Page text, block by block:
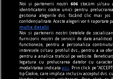
Noi și partenerii noștri606 stocăm și/sau
identificatorii cookie unici pentru
gestiona alegerile dvs. făcând clic mai
confidențialitate. Aceste alegeri vor fi raportate
multe detalii
Noi si partenerii nostri (retelele de
furnizorii nostri de servicii de date
functioneze, pentru a personaliza
interesele si/sau profilul dvs., pentru a va
pentru a analiza traficul pe website.
legatura cu prelucrarea datelor cu
modalitatea indicataaici
. Prin click pe
tip Cookie, care implica inclusiv acceptul dvs.